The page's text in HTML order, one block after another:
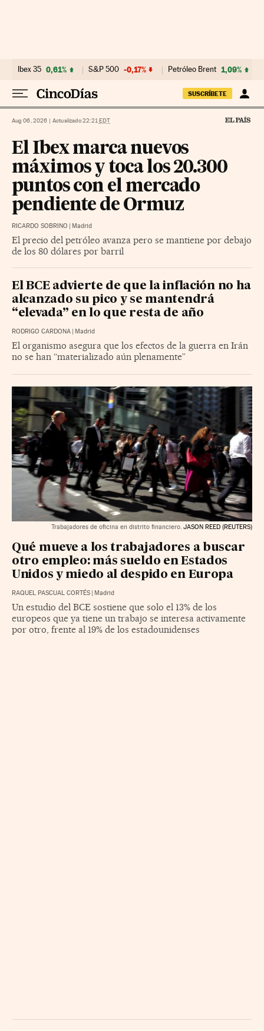
Ibex 35 0,61% S&P 500 -0,17% Petróleo Brent 1,09%
SUSCRÍBETE
Aug 06, 2026 | Actualizado 22:21 EDT
El Ibex marca nuevos
máximos y toca los 20.300
puntos con el mercado
pendiente de Ormuz
RICARDO SOBRINO | Madrid
El precio del petróleo avanza pero se mantiene por debajo
de los 80 dólares por barril
El BCE advierte de que la inflación no ha
alcanzado su pico y se mantendrá
“elevada” en lo que resta de año
RODRIGO CARDONA | Madrid
El organismo asegura que los efectos de la guerra en Irán
no se han “materializado aún plenamente”
Trabajadores de oficina en distrito financiero. JASON REED (REUTERS)
Qué mueve a los trabajadores a buscar
otro empleo: más sueldo en Estados
Unidos y miedo al despido en Europa
RAQUEL PASCUAL CORTÉS Madrid
Un estudio del BCE sostiene que solo el 13% de los
europeos que ya tiene un trabajo se interesa activamente
por otro, frente al 19% de los estadounidenses